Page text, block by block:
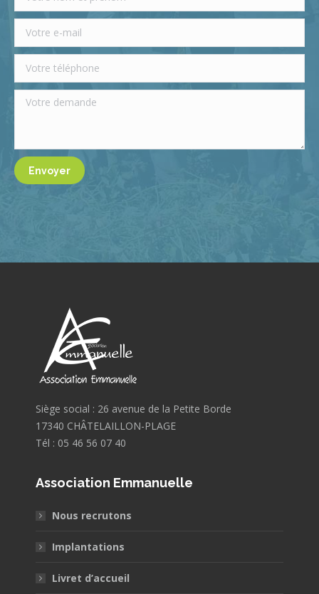
Siège social : 26 avenue de la Petite Borde
17340 CHÂTELAILLON-PLAGE
Tél : 05 46 56 07 40
Association Emmanuelle
Nous recrutons
Implantations
Livret d’accueil